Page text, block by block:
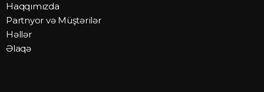
Haqqımızda
Partnyor və Müştərilər
Həllər
Əlaqə